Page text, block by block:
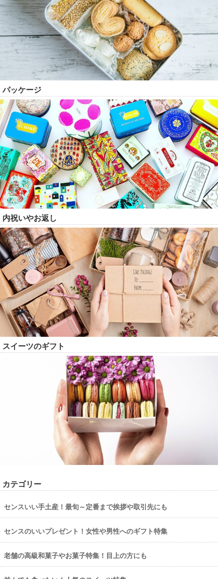
パッケージ
内祝いやお返し
スイーツのギフト
カテゴリー
センスいい手土産！最旬～定番まで挨拶や取引先にも
センスのいいプレゼント！女性や男性へのギフト特集
老舗の高級和菓子やお菓子特集！目上の方にも